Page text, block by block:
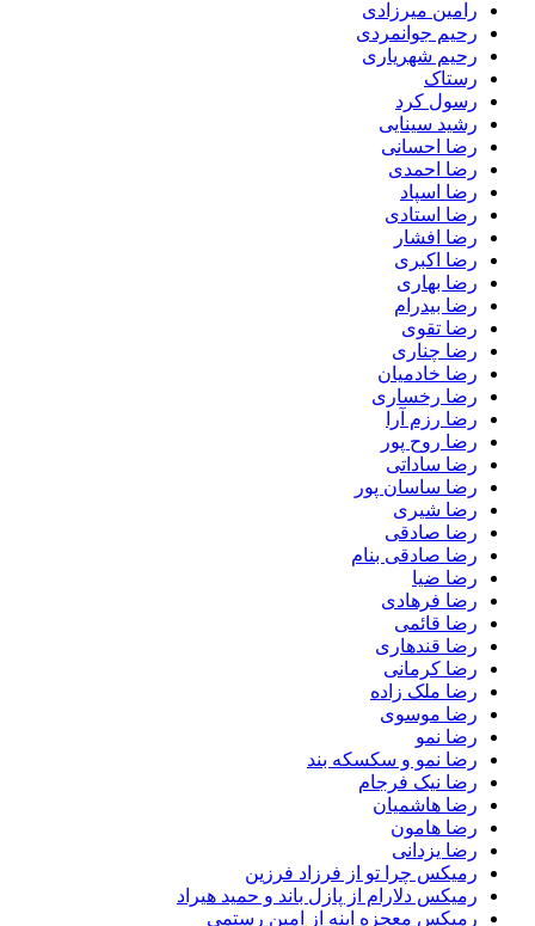
رامین میرزادی
رحیم جوانمردی
رحیم شهریاری
رستاک
رسول کرد
رشید سینایی
رضا احسانی
رضا احمدی
رضا اسپاد
رضا استادی
رضا افشار
رضا اکبری
رضا بهاری
رضا بیدرام
رضا تقوی
رضا چناری
رضا خادمیان
رضا رخساری
رضا رزم آرا
رضا روح پور
رضا ساداتی
رضا ساسان پور
رضا شیری
رضا صادقی
رضا صادقی بنام
رضا ضیا
رضا فرهادی
رضا قائمی
رضا قندهاری
رضا کرمانی
رضا ملک زاده
رضا موسوی
رضا نمو
رضا نمو و سکسکه بند
رضا نیک فرجام
رضا هاشمیان
رضا هامون
رضا یزدانی
رمیکس چرا تو از فرزاد فرزین
رمیکس دلارام از پازل باند و حمید هیراد
رمیکس معجزه اینه از امین رستمی